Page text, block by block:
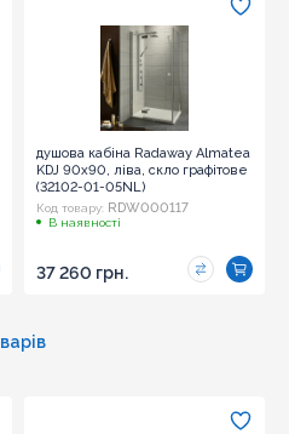
душова кабіна Radaway Almatea
KDJ 90x90, ліва, скло графітове
(32102-01-05NL)
Код товару: RDW000117
В наявності
37 260 грн.